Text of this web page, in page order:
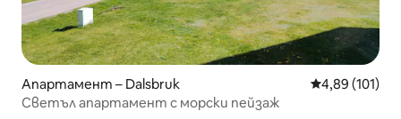
Апартамент – Dalsbruk Средна
4,89 (101)
Светъл апартамент с морски пейзаж